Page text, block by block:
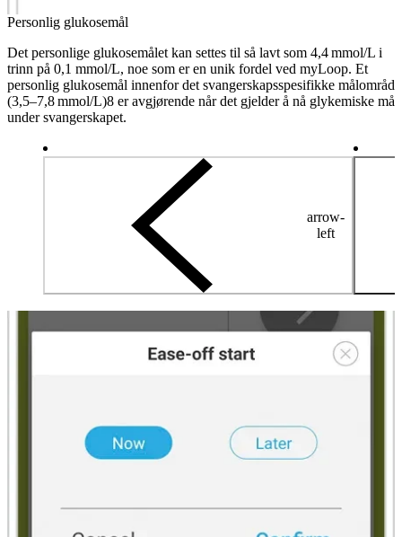
Personlig glukosemål
Det personlige glukosemålet kan settes til så lavt som 4,4 mmol/L i
trinn på 0,1 mmol/L, noe som er en unik fordel ved myLoop. Et
personlig glukosemål innenfor det svangerskapsspesifikke
(3,5–7,8 mmol/L)8 er avgjørende når det gjelder å nå glykemiske mål
under svangerskapet.
arrow-
left